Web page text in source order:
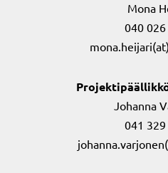
Mona
040
Johanna
041